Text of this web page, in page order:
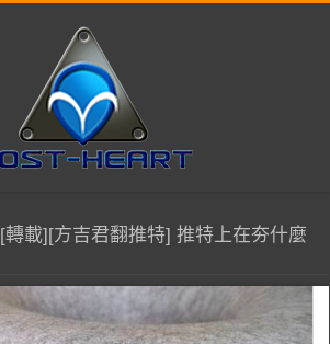
[轉載][方吉君翻推特] 推特上在夯什麼